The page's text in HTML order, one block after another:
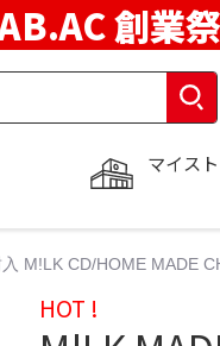
創業祭
マイス
M!LK CD/HOME MADE
HOT !